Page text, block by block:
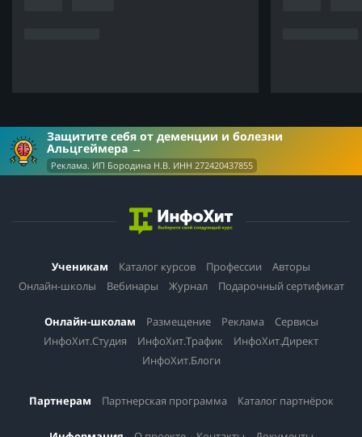
Защитите себя от деменции и болезни
Альцгеймера
Реклама. ИП Бородина Н.В. ИНН 272420437855
Ученикам Каталог курсов Профессии
Авторы
Онлайн-школы
Вебинары Журнал Подарочный сертификат
Онлайн-школам Размещение Реклама
Сервисы
ИнфоХит.Студия
ИнфоХит.Трафик
ИнфоХит.Директ
ИнфоХит.Блоги
Партнерам Партнерская программа Каталог партнёрок